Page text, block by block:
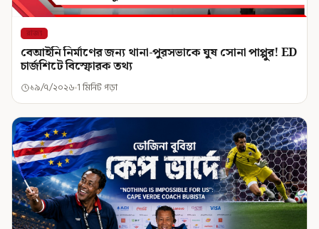
রাজ্য
বেআইনি নির্মাণের জন্য থানা-পুরসভাকে ঘুষ সোনা পাপ্পুর! ED
চার্জশিটে বিস্ফোরক তথ্য
১৯/৭/২০২৬ 1 মিনিট পড়া